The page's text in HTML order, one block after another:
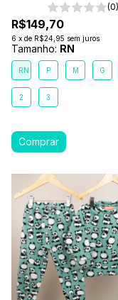
(0)
R$149,70
6 x de R$24,95 sem juros
Tamanho: RN
RN P M G
2 3